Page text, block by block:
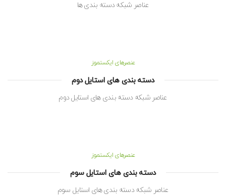
عناصر شبکه دسته بندی ها
عنصرهای ایکستموز
دسته بندی های استایل دوم
عناصر شبکه دسته بندی های استایل دوم
عنصرهای ایکستموز
دسته بندی های استایل سوم
عناصر شبکه دسته بندی های استایل سوم